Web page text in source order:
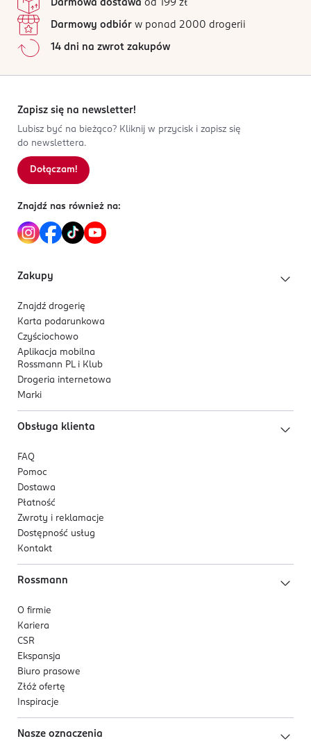
Phenoxyethanol, Fragrance/ Parfum.
Do użytku zewnętrznego. Trzymać z daleka od dzieci.
Unikać kontaktu z oczami. Jeśli produkt powoduje
uczulenie, przerwać jego stosowanie.
91-222 Łódź
Kod EAN
4 021609 520306
Darmowa dostawa od 199 zł
Darmowy odbiór w ponad 2000 drogerii
14 dni na zwrot zakupów
Zapisz się na newsletter!
Lubisz być na bieżąco? Kliknij w przycisk i zapisz się
do newslettera.
Dołączam!
Znajdź nas również na:
Zakupy
Znajdź drogerię
Karta podarunkowa
Czyściochowo
Aplikacja mobilna
Rossmann PL i Klub
Drogeria internetowa
Marki
Obsługa klienta
FAQ
Pomoc
Dostawa
Płatność
Zwroty i reklamacje
Dostępność usług
Kontakt
Rossmann
O firmie
Kariera
CSR
Ekspansja
Biuro prasowe
Złóż ofertę
Inspiracje
Nasze oznaczenia